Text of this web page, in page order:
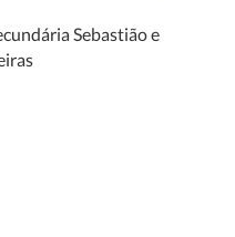
Sebastião e